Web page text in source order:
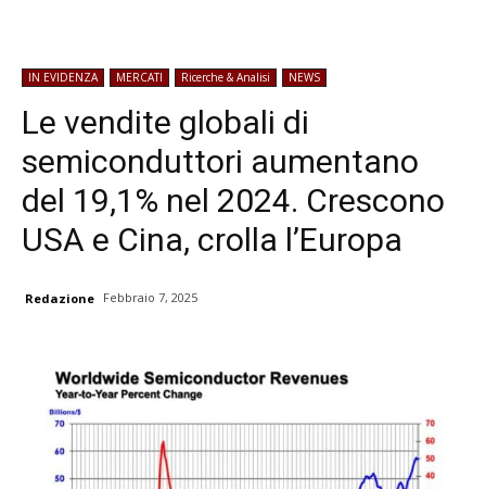
IN EVIDENZA MERCATI Ricerche & Analisi NEWS
Le vendite globali di
semiconduttori aumentano
del 19,1% nel 2024. Crescono
USA e Cina, crolla l’Europa
Redazione Febbraio 7, 2025